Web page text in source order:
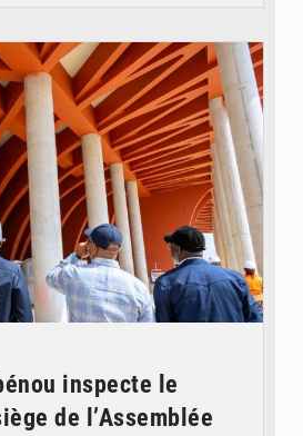
inspecte le
de l’Assemblée